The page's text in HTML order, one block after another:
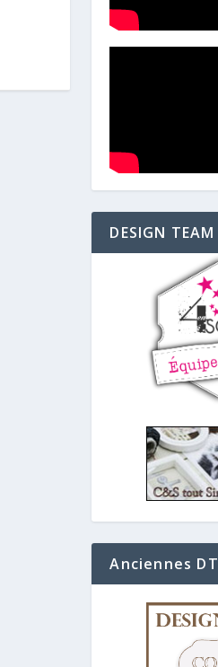
DESIGN TEAM
Anciennes DT